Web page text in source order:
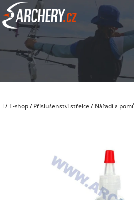
Domů
/ E-shop/ Příslušenství střelce/ Nářadí a